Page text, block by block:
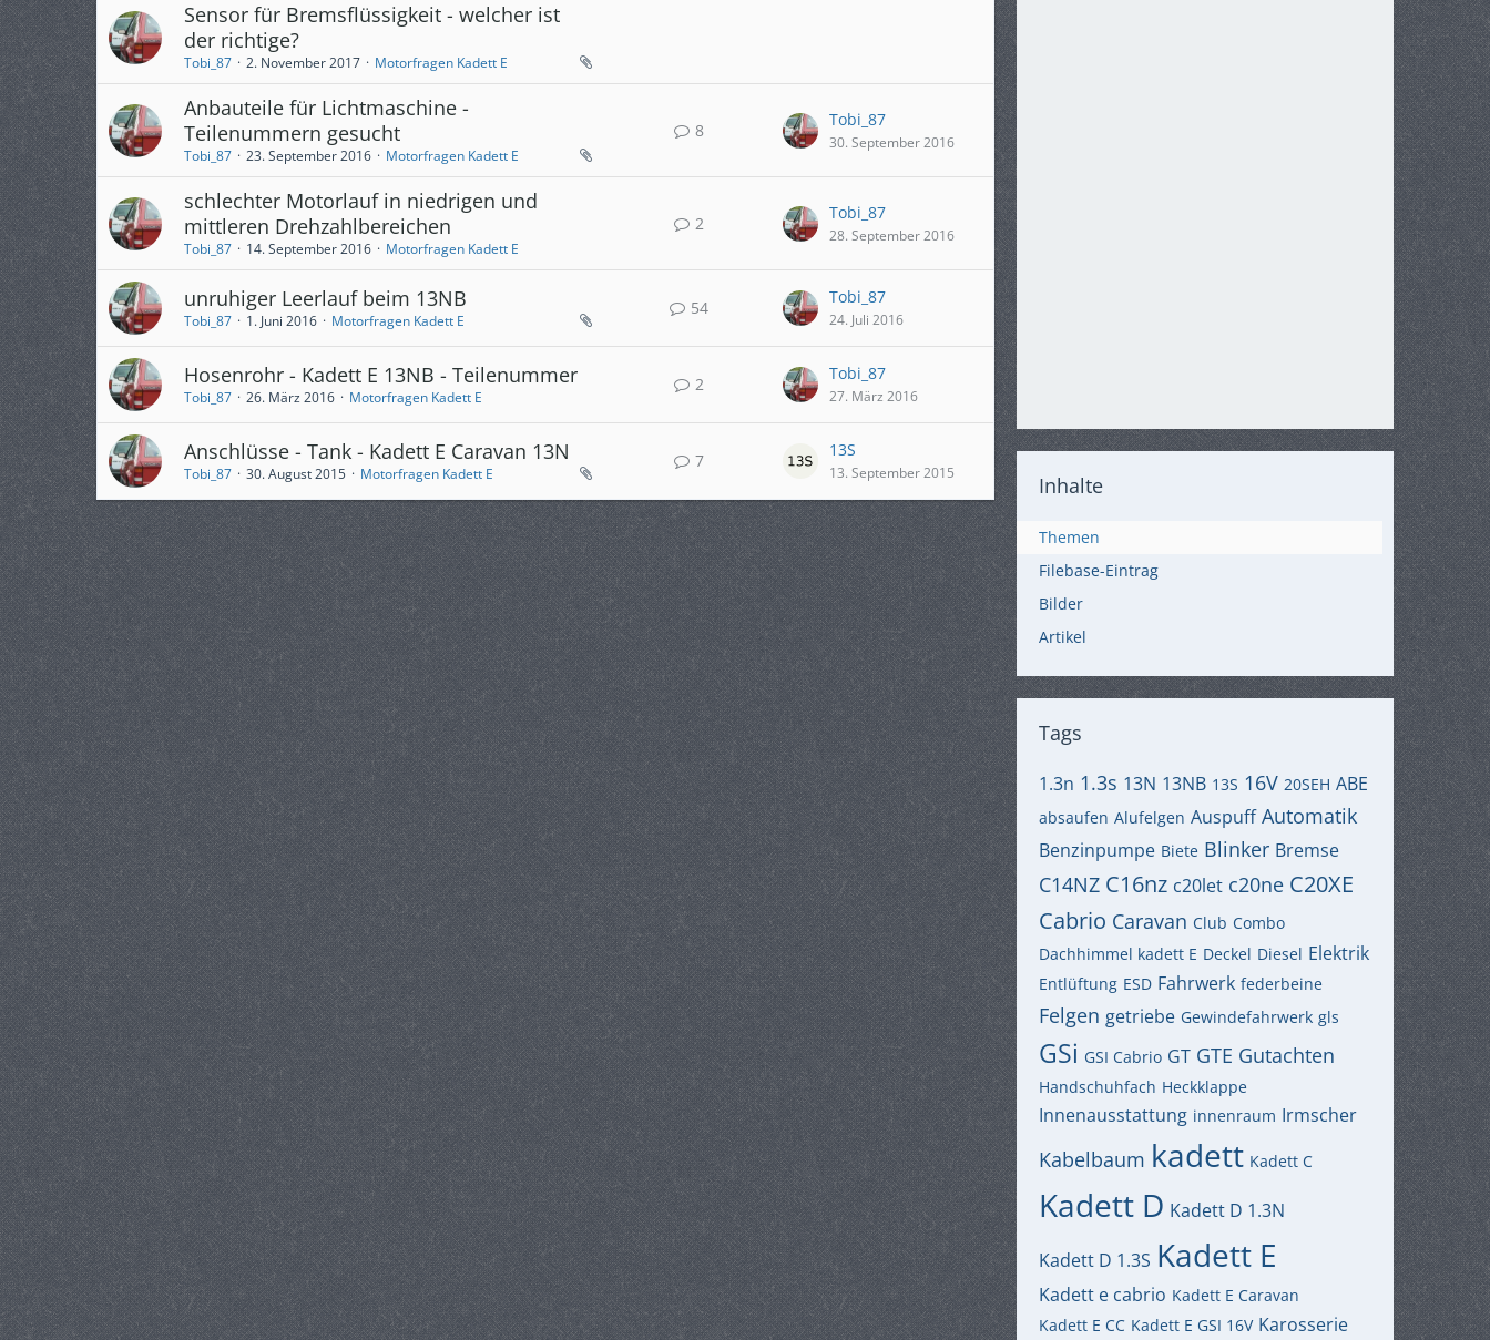
Sensor für Bremsflüssigkeit - welcher ist
der richtige?
Tobi_87 2. November 2017 Motorfragen Kadett E
Anbauteile für Lichtmaschine -
Teilenummern gesucht
Tobi_87 23. September 2016 Motorfragen Kadett E
8
Tobi_87
30. September 2016
schlechter Motorlauf in niedrigen und
mittleren Drehzahlbereichen
Tobi_87 14. September 2016 Motorfragen Kadett E
2
Tobi_87
28. September 2016
unruhiger Leerlauf beim 13NB
Tobi_87 1. Juni 2016 Motorfragen Kadett E
54
Tobi_87
24. Juli 2016
Hosenrohr - Kadett E 13NB - Teilenummer
Tobi_87 26. März 2016 Motorfragen Kadett E
2
Tobi_87
27. März 2016
Anschlüsse - Tank - Kadett E Caravan 13N
Tobi_87 30. August 2015 Motorfragen Kadett E
7
13S
13. September 2015 Inhalte
Themen
Filebase-Eintrag
Bilder
Artikel
Tags
1.3n 1.3s 13N 13NB 13S 16V 20SEH ABE
absaufen Alufelgen Auspuff Automatik
Benzinpumpe Biete Blinker Bremse
C14NZ C16nz c20let c20ne C20XE
Cabrio Caravan Club Combo
Dachhimmel kadett E Deckel Diesel Elektrik
Entlüftung ESD Fahrwerk federbeine
Felgen getriebe Gewindefahrwerk gls
GSi GSI Cabrio GT GTE Gutachten
Handschuhfach Heckklappe
Innenausstattung innenraum Irmscher
Kabelbaum kadett Kadett C
Kadett D Kadett D 1.3N
Kadett D 1.3S Kadett E
Kadett e cabrio Kadett E Caravan
Kadett E CC Kadett E GSI 16V Karosserie